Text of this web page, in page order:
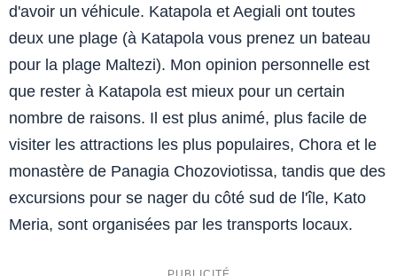
d'avoir un véhicule. Katapola et Aegiali ont toutes
deux une plage (à Katapola vous prenez un bateau
pour la plage Maltezi). Mon opinion personnelle est
que rester à Katapola est mieux pour un certain
nombre de raisons. Il est plus animé, plus facile de
visiter les attractions les plus populaires, Chora et le
monastère de Panagia Chozoviotissa, tandis que des
excursions pour se nager du côté sud de l'île, Kato
Meria, sont organisées par les transports locaux.